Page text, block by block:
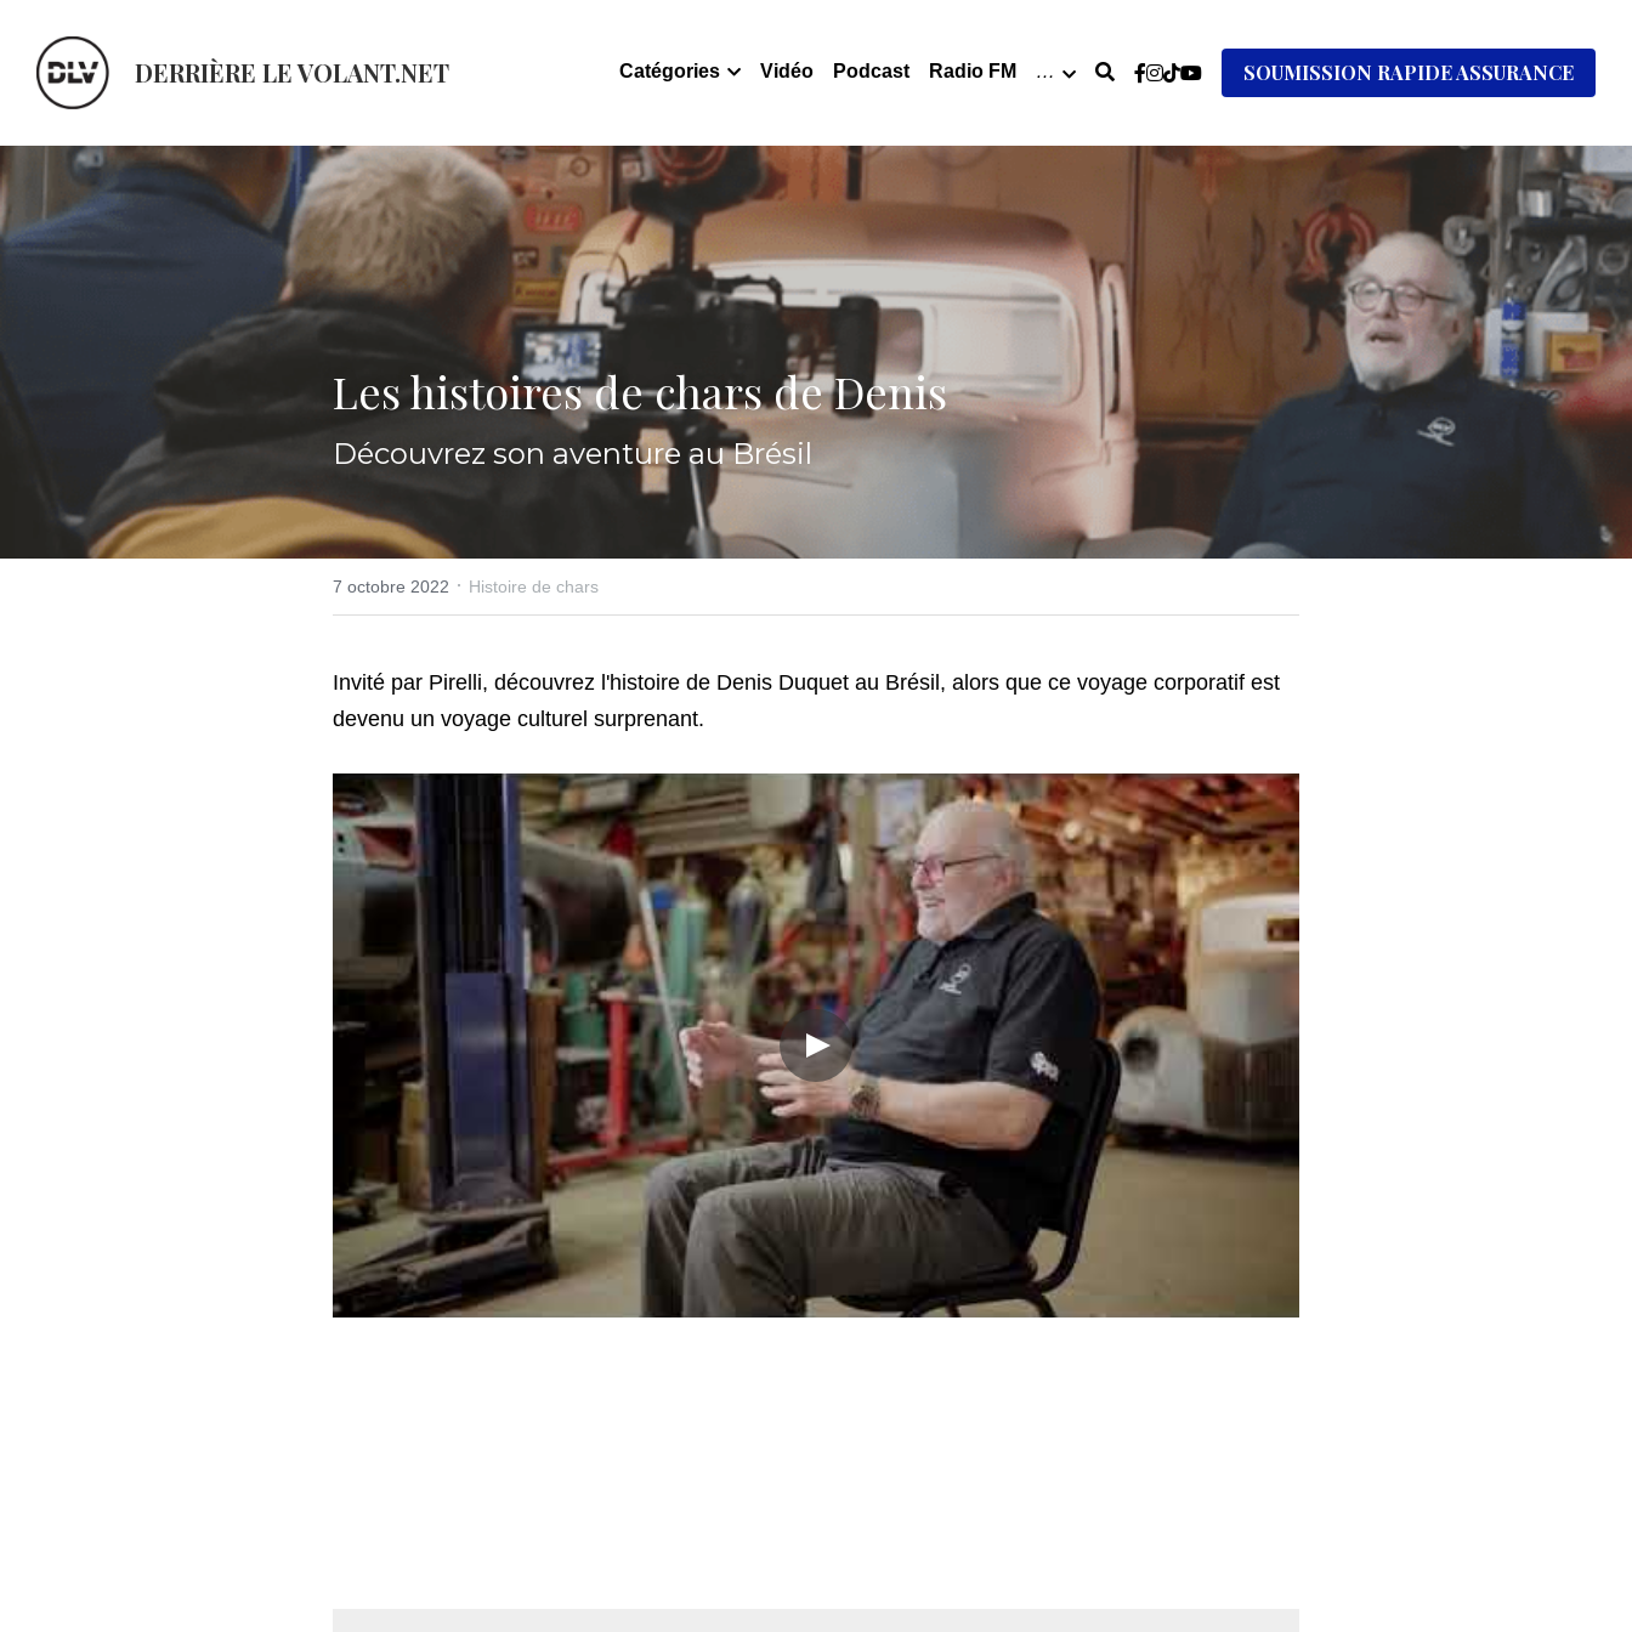
DERRIÈRE LE VOLANT.NET Catégories Vidéo Podcast Radio FM … SOUMISSION RAPIDE ASSURANCE
Les histoires de chars de Denis
Découvrez son aventure au Brésil
7 octobre 2022 · Histoire de chars
Invité par Pirelli, découvrez l'histoire de Denis Duquet au Brésil, alors que ce voyage corporatif est
devenu un voyage culturel surprenant.